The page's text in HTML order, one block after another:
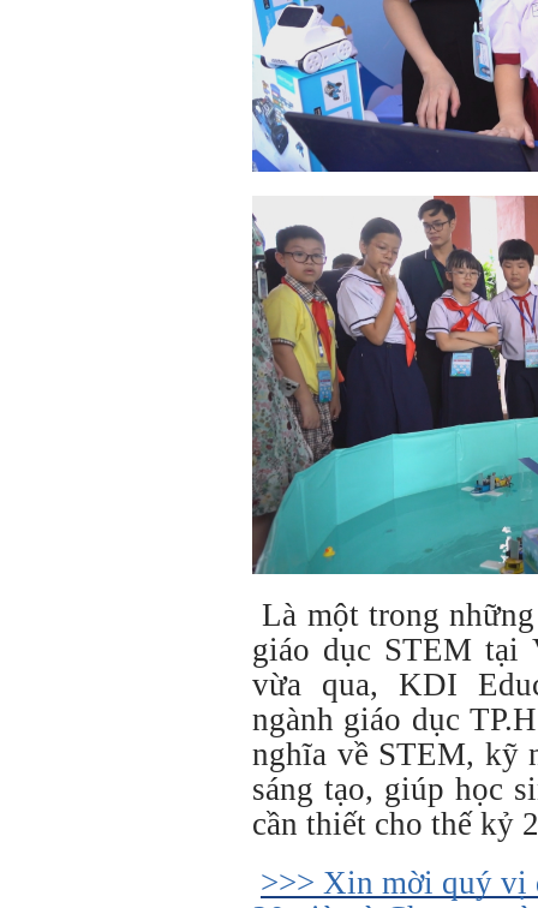
Là một trong
giáo dục STEM tại
vừa qua, KDI
ngành giáo dục
nghĩa về STEM, kỹ
sáng tạo, giúp học
cần thiết cho thế kỷ
>>> Xin mời quý vị